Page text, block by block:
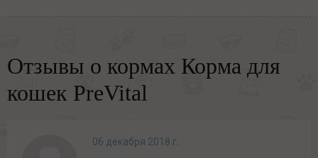
Отзывы о кормах Корма для
кошек PreVital
06 декабря 2018 г.